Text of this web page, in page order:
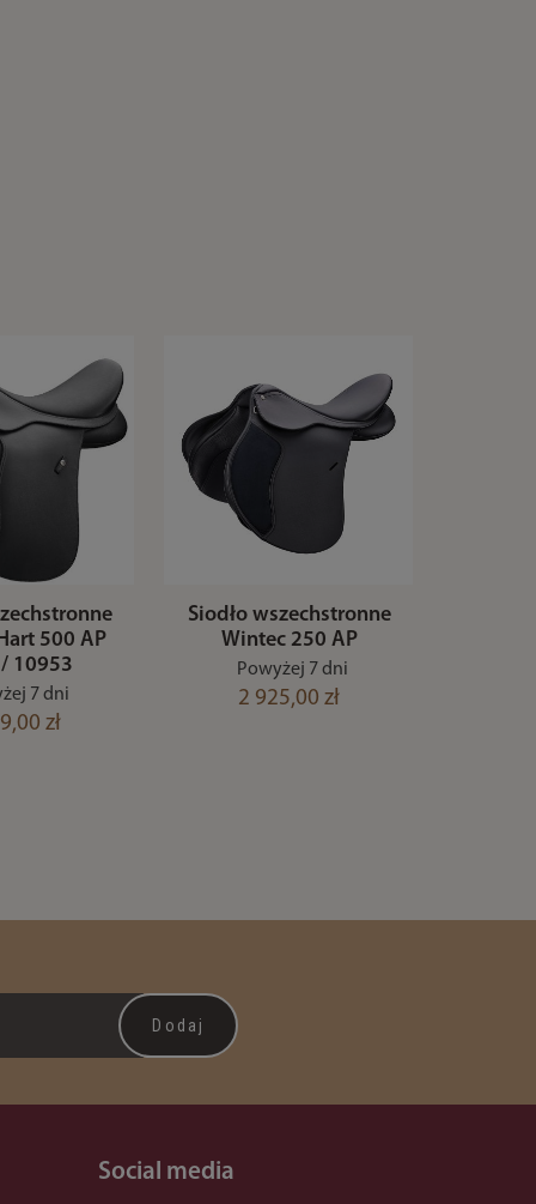
500 AP
10953
7 dni
zł
Siodło wszechstronne
Wintec 250 AP
Powyżej 7 dni
2 925,00 zł
Social media